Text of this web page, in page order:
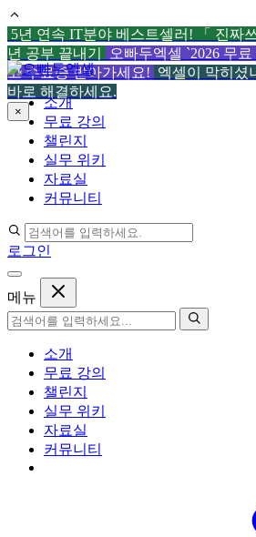
5년 연속 IT분야 베스트셀러! 「 진짜
년 공부 끝내기
오빠두엑셀 `2026 무
고 수료증 받아가세요! 엑셀이 막히셨
바로 해결하세요.
×
컨
텐
츠
로
소개
무료 강의
챌린지
실무 위키
자료실
커뮤니티
로그인
메뉴
소개
무료 강의
챌린지
실무 위키
자료실
커뮤니티